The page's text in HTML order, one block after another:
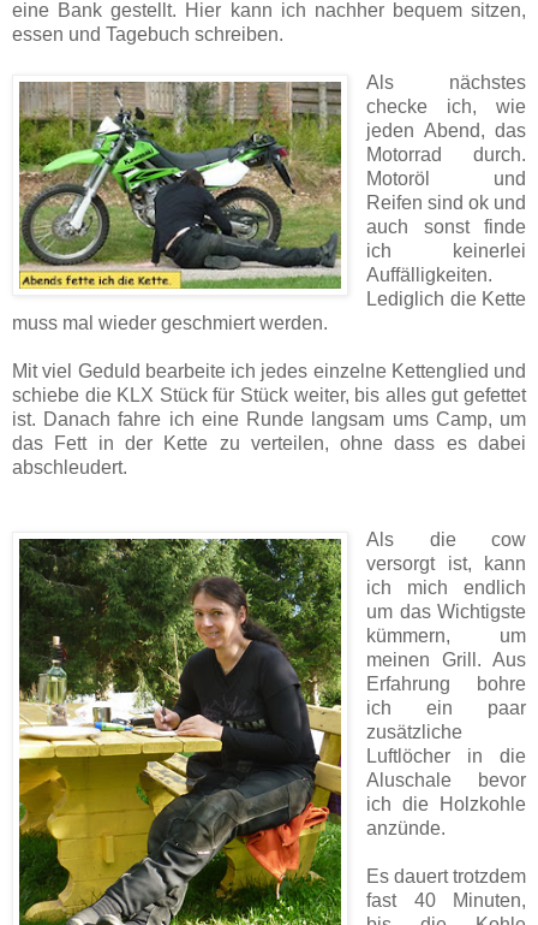
eine Bank gestellt. Hier kann ich nachher bequem sitzen,
essen und Tagebuch schreiben.
Als nächstes
checke ich, wie
jeden Abend, das
Motorrad durch.
Motoröl und
Reifen sind ok und
auch sonst finde
ich keinerlei
Auffällig­keiten.
Lediglich die Kette
muss mal wieder geschmiert werden.
Mit viel Geduld bearbeite ich jedes einzelne Ketten­glied und
schiebe die KLX Stück für Stück weiter, bis alles gut gefettet
ist. Danach fahre ich eine Runde langsam ums Camp, um
das Fett in der Kette zu verteilen, ohne dass es dabei
abschleudert.
Als die cow
versorgt ist, kann
ich mich endlich
um das Wichtigste
kümmern, um
meinen Grill. Aus
Erfahrung bohre
ich ein paar
zusätzliche
Luftlöcher in die
Aluschale bevor
ich die Holzkohle
anzünde.
Es dauert trotzdem
fast 40 Minuten,